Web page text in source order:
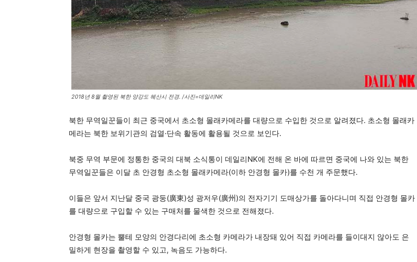
2018년 8월 촬영된 북한 양강도 혜산시 전경. /사진=데일리NK
북한 무역일꾼들이 최근 중국에서 초소형 몰래카메라를 대량으로 수입한 것으로 알려졌다. 초소형 몰래카
메라는 북한 보위기관의 검열·단속 활동에 활용될 것으로 보인다.
북중 무역 부문에 정통한 중국의 대북 소식통이 데일리NK에 전해 온 바에 따르면 중국에 나와 있는 북한
무역일꾼들은 이달 초 안경형 초소형 몰래카메라(이하 안경형 몰카)를 수천 개 주문했다.
이들은 앞서 지난달 중국 광둥(廣東)성 광저우(廣州)의 전자기기 도매상가를 돌아다니며 직접 안경형 몰카
를 대량으로 구입할 수 있는 구매처를 물색한 것으로 전해졌다.
안경형 몰카는 뿔테 모양의 안경다리에 초소형 카메라가 내장돼 있어 직접 카메라를 들이대지 않아도 은
밀하게 현장을 촬영할 수 있고, 녹음도 가능하다.